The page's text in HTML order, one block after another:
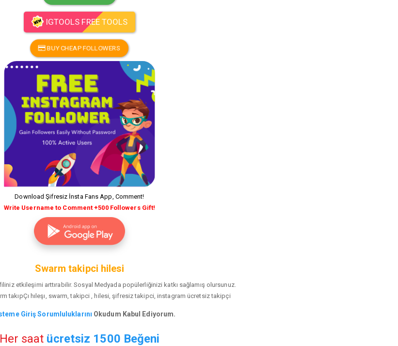
IGTOOLS FREE TOOLS
BUY CHEAP FOLLOWERS
Download Şifresiz İnsta Fans App, Comment!
Write Username to Comment +500 Followers Gift!
Swarm takipci hilesi
etkileşimi arttırabilir. Sosyal Medyada popülerliğinizi katkı sağlamış olursunuz.
takıpÇı hıleşı, swarm, takipci , hilesi, şifresiz takipci, instagram ücretsiz takipçi
Giriş Sorumluluklarını Okudum Kabul Ediyorum.
Her saat ücretsiz 1500 Beğeni